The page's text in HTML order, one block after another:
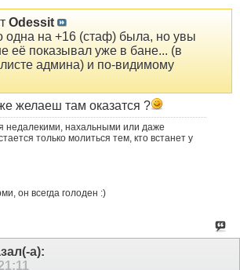
Odessit
одна на +16 (стаф) была, но увы
её показывал уже в бане... (в
админа) и по-видимому
желаеш там оказатся ?
недалекими, нахальными или даже
только молиться тем, кто встанет у
он всегда голоден :)
а):